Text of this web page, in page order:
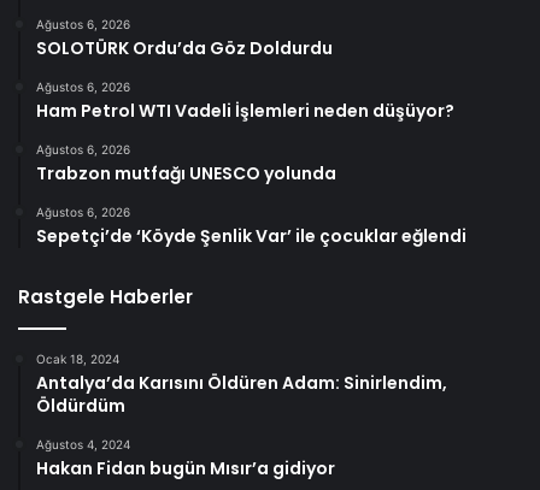
Ağustos 6, 2026
SOLOTÜRK Ordu’da Göz Doldurdu
Ağustos 6, 2026
Ham Petrol WTI Vadeli İşlemleri neden düşüyor?
Ağustos 6, 2026
Trabzon mutfağı UNESCO yolunda
Ağustos 6, 2026
Sepetçi’de ‘Köyde Şenlik Var’ ile çocuklar eğlendi
Rastgele Haberler
Ocak 18, 2024
Antalya’da Karısını Öldüren Adam: Sinirlendim,
Öldürdüm
Ağustos 4, 2024
Hakan Fidan bugün Mısır’a gidiyor